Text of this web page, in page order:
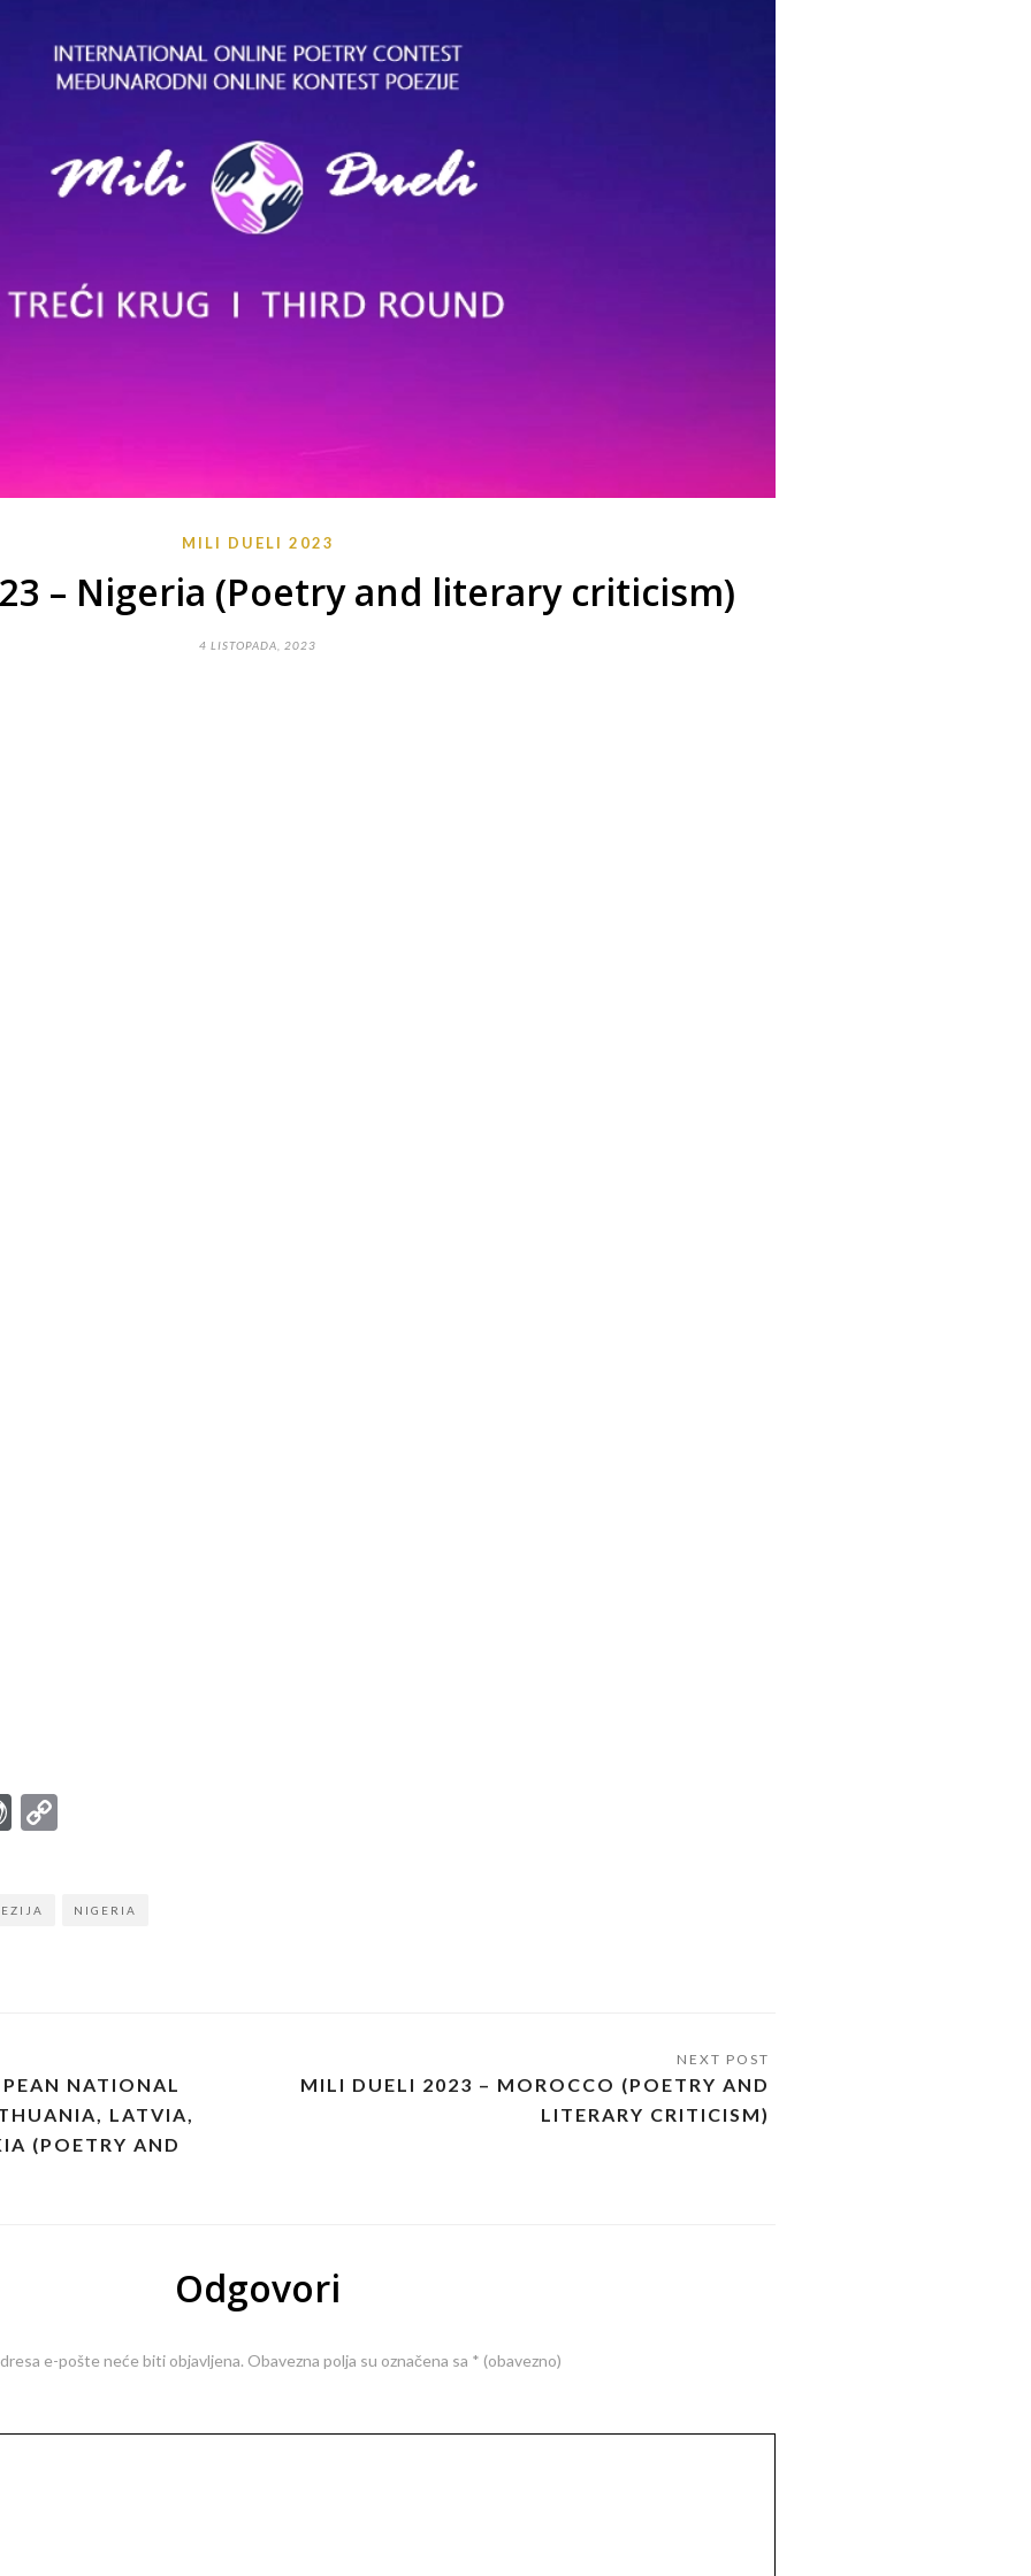
MILI DUELI 2023
– Nigeria (Poetry and literary criticism)
4 LISTOPADA, 2023
WordPress
NIGERIA
NATIONAL
LATVIA,
(POETRY AND
MILI DUELI 2023 – MOROCCO (POETRY AND
LITERARY CRITICISM)
Odgovori
e-pošte neće biti objavljena. Obavezna polja su označena sa * (obavezno)